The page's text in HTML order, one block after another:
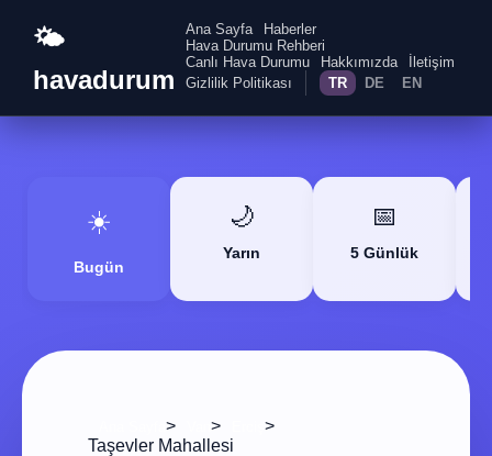
🌤️
havadurum
Ana Sayfa
Haberler
Hava Durumu Rehberi
Canlı Hava Durumu
Hakkımızda
İletişim
Gizlilik Politikası
TR DE EN
☀️
Bugün
🌙
Yarın
📅
5 Günlük
> >
>
Taşevler Mahallesi